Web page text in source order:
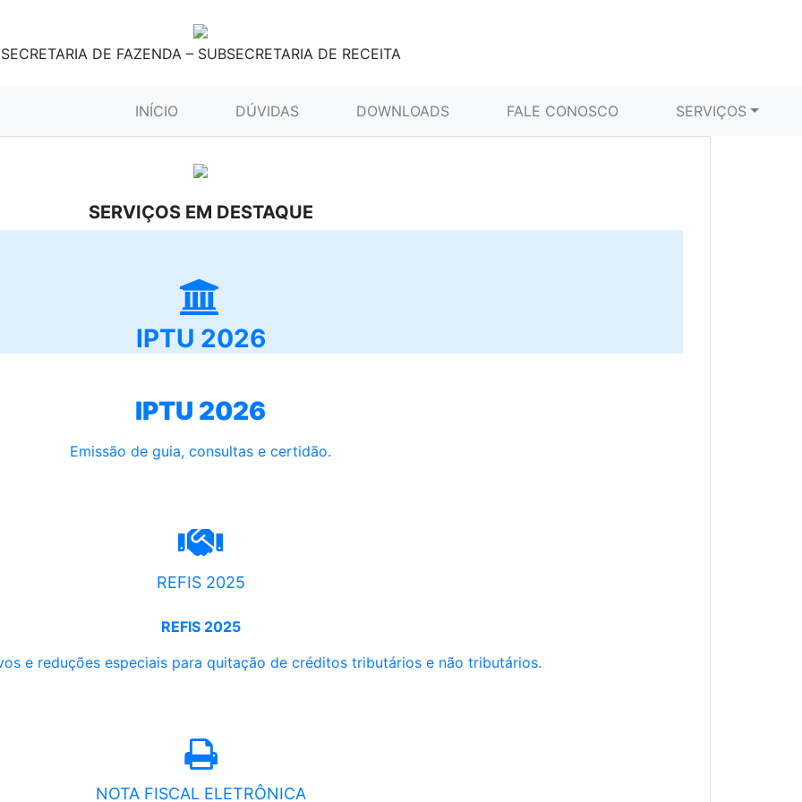
SECRETARIA DE FAZENDA – SUBSECRETARIA DE RECEITA
INÍCIO (CURRENT)DÚVIDAS DOWNLOADS FALE CONOSCO SERVIÇOS
SERVIÇOS EM DESTAQUE
IPTU 2026
IPTU 2026
Emissão de guia, consultas e certidão.
REFIS 2025
REFIS 2025
e reduções especiais para quitação de créditos tributários e não tributários.
NOTA FISCAL ELETRÔNICA